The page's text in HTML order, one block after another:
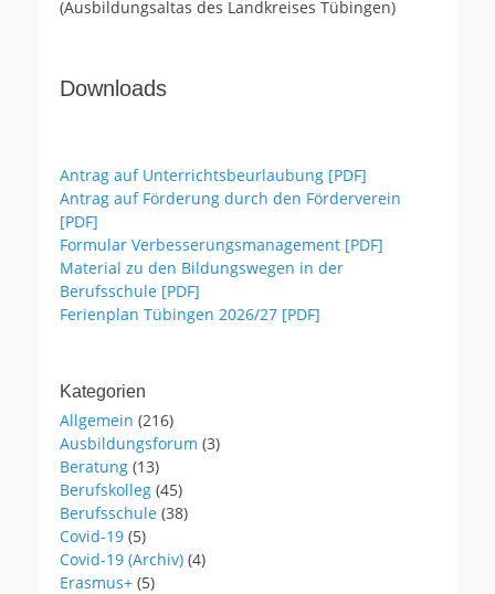
(Ausbildungsaltas des Landkreises Tübingen)
Downloads
Antrag auf Unterrichtsbeurlaubung [PDF]
Antrag auf Förderung durch den Förderverein
[PDF]
Formular Verbesserungsmanagement [PDF]
Material zu den Bildungswegen in der
Berufsschule [PDF]
Ferienplan Tübingen 2026/27 [PDF]
Kategorien
Allgemein (216)
Ausbildungsforum (3)
Beratung (13)
Berufskolleg (45)
Berufsschule (38)
Covid-19 (5)
Covid-19 (Archiv) (4)
Erasmus+ (5)